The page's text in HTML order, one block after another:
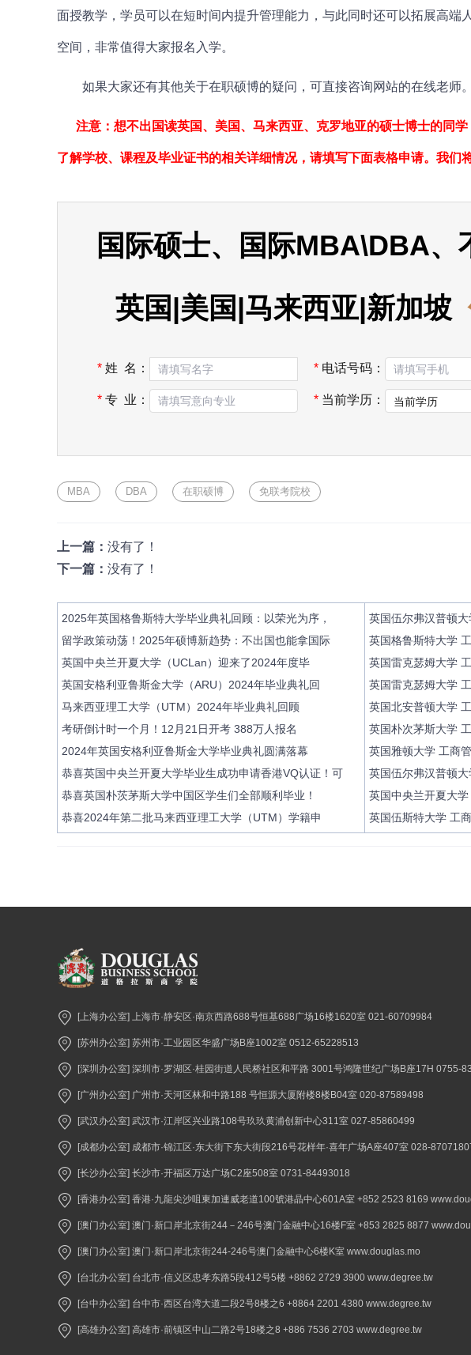
面授教学，学员可以在短时间内提升管理能力，与此同时还可以拓展高端
空间，非常值得大家报名入学。
如果大家还有其他关于在职硕博的疑问，可直接咨询网站的在线老师。
注意：想不出国读英国、美国、马来西亚、克罗地亚的硕士博士的同学
了解学校、课程及毕业证书的相关详细情况，请填写下面表格申请。我们
国际硕士、国际MBA\DBA、
英国|美国|马来西亚|新加坡
* 姓 名： * 电话号码：
* 专 业： * 当前学历：
MBA DBA 在职硕博 免联考院校
上一篇： 没有了！
下一篇： 没有了！
2025年英国格鲁斯特大学毕业典礼回顾：以荣光为序，
留学政策动荡！2025年硕博新趋势：不出国也能拿国际
英国中央兰开夏大学（UCLan）迎来了2024年度毕
英国安格利亚鲁斯金大学（ARU）2024年毕业典礼回
马来西亚理工大学（UTM）2024年毕业典礼回顾
考研倒计时一个月！12月21日开考 388万人报名
2024年英国安格利亚鲁斯金大学毕业典礼圆满落幕
恭喜英国中央兰开夏大学毕业生成功申请香港VQ认证！可
恭喜英国朴茨茅斯大学中国区学生们全部顺利毕业！
恭喜2024年第二批马来西亚理工大学（UTM）学籍申
英国伍尔弗汉普顿大
英国格鲁斯特大学
英国雷克瑟姆大学
英国雷克瑟姆大学
英国北安普顿大学
英国朴次茅斯大学
英国雅顿大学 工商
英国伍尔弗汉普顿
英国中央兰开夏大学
英国伍
[上海办公室] 上海市·静安区·南京西路688号恒基688广场16楼1620室 021-60709984
[苏州办公室] 苏州市·工业园区华盛广场B座1002室 0512-65228513
[深圳办公室] 深圳市·罗湖区·桂园街道人民桥社区和平路 3001号鸿隆世纪广场B座17H 0755-
[广州办公室] 广州市·天河区林和中路188 号恒源大厦附楼8楼B04室 020-87589498
[武汉办公室] 武汉市·江岸区兴业路108号玖玖黄浦创新中心311室 027-85860499
[成都办公室] 成都市·锦江区·东大街下东大街段216号花样年·喜年广场A座407室 028-
[长沙办公室] 长沙市·开福区万达广场C2座508室 0731-84493018
[香港办公室] 香港·九龍尖沙咀東加連威老道100號港晶中心601A室 +852 2523 8169
[澳门办公室] 澳门·新口岸北京街244－246号澳门金融中心16楼F室 +853 2825 8877
[澳门办公室] 澳门·新口岸北京街244-246号澳门金融中心6楼K室 www.douglas.mo
[台北办公室] 台北市·信义区忠孝东路5段412号5楼 +8862 2729 3900 www.degree.tw
[台中办公室] 台中市·西区台湾大道二段2号8楼之6 +8864 2201 4380 www.degree.tw
[高雄办公室] 高雄市·前镇区中山二路2号18楼之8 +886 7536 2703 www.degree.tw